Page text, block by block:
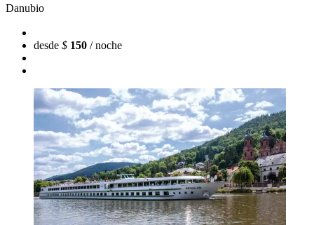
Danubio
desde $ 150 / noche